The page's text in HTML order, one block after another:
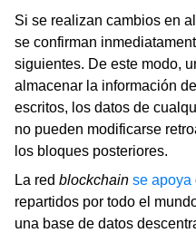
Si se realizan cambios en
se confirman
siguientes. De este modo,
almacenar la información
escritos, los datos de
no pueden modificarse
los bloques posteriores.
La red blockchain se apoya
repartidos por todo el
una base de datos